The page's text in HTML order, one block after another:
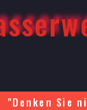
"Denken Sie